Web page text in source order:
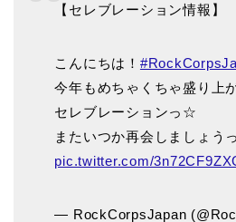
【セレブレーション情報】
こんにちは！
今年もめちゃくちゃ盛り上
セレブレーションっ☆
またいつか再会しましょう
pic.twitter.com/
— RockCorpsJapan